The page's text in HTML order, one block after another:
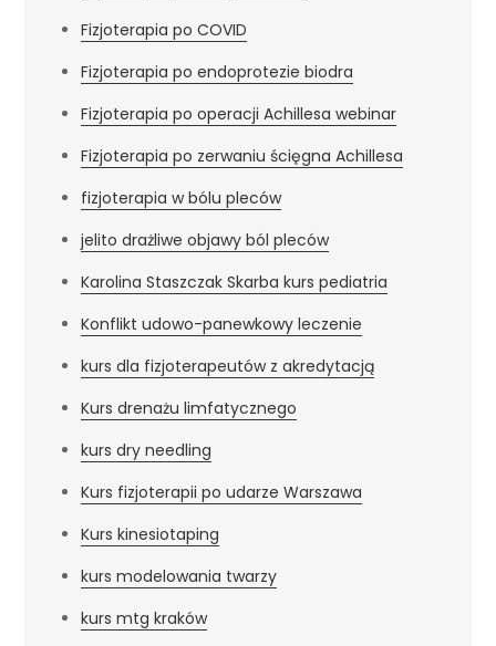
Fizjoterapia po COVID
Fizjoterapia po endoprotezie biodra
Fizjoterapia po operacji Achillesa webinar
Fizjoterapia po zerwaniu ścięgna Achillesa
fizjoterapia w bólu pleców
jelito drażliwe objawy ból pleców
Karolina Staszczak Skarba kurs pediatria
Konflikt udowo-panewkowy leczenie
kurs dla fizjoterapeutów z akredytacją
Kurs drenażu limfatycznego
kurs dry needling
Kurs fizjoterapii po udarze Warszawa
Kurs kinesiotaping
kurs modelowania twarzy
kurs mtg kraków